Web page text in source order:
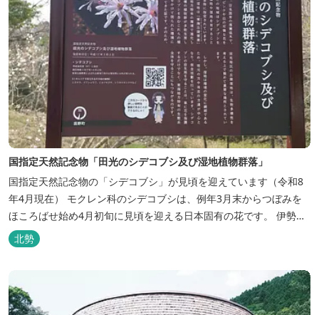
国指定天然記念物「田光のシデコブシ及び湿地植物群落」
国指定天然記念物の「シデコブシ」が見頃を迎えています（令和8
年4月現在） モクレン科のシデコブシは、例年3月末からつぼみを
ほころばせ始め4月初旬に見頃を迎える日本固有の花です。 伊勢湾
周辺の狭い範囲に自生するシデコブシは、三重県内ではいなべ市、
菰野町、四日市市などの北勢地方に見られ これらの自生地は日本に
存在して...
北勢